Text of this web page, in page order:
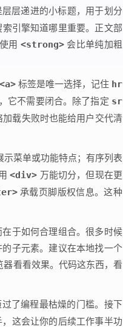
层层递进的小标题，用于划分
索引擎知道哪里重要。正文部
用 <strong>会比单纯加粗
<a>标签是唯一选择，记住 hr
它不需要闭合。除了指定 sr
载失败时也能给用户交代清
示菜单或功能特点；有序列表
<div> 万能切分，但现在更
承载页脚版权信息。这种
于如何合理组合。很多时候
子元素。建议在本地找一个
看看效果。代码这东西，看
了编程最枯燥的门槛。接下
这会让你的后续工作事半功